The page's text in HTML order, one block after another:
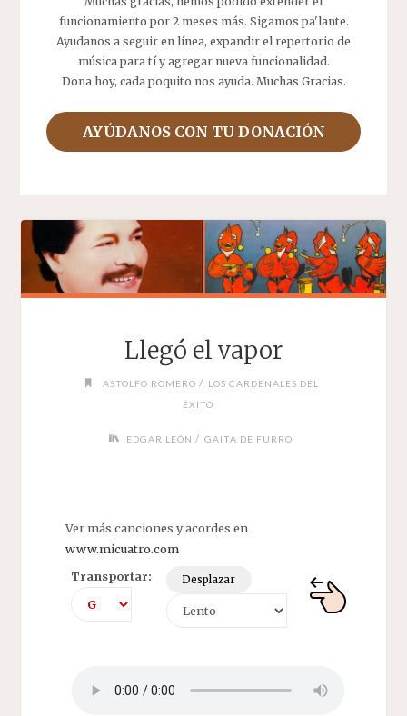
funcionamiento por 2 meses más. Sigamos pa'lante.
Ayudanos a seguir en línea, expandir el repertorio de
música para tí y agregar nueva funcionalidad.
Dona hoy, cada poquito nos ayuda. Muchas Gracias.
AYÚDANOS CON TU DONACIÓN
Llegó el vapor
ASTOLFO ROMERO / LOS CARDENALES DEL
ÉXITO
EDGAR LEÓN / GAITA DE FURRO
Ver más canciones y acordes en
www.micuatro.com
Transportar:
Desplazar